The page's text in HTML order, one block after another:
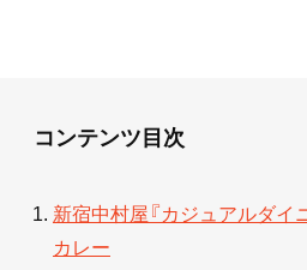
コンテンツ目次
新宿中村屋『カジュアルダイ
カレー